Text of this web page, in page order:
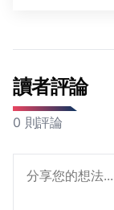
讀者評論
0 則評論